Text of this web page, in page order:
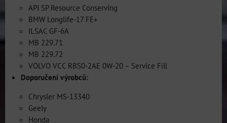
API SP Resource Conserving
BMW Longlife-17 FE+
ILSAC GF-6A
MB 229.71
MB 229.72
VOLVO VCC RBS0-2AE 0W-20 – Service Fill
Doporučení výrobců:
Chrysler MS-13340
Geely
Honda